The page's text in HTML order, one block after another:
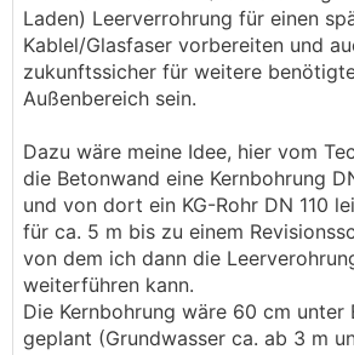
Laden) Leerverrohrung für einen
Kablel/Glasfaser vorbereiten und
zukunftssicher für weitere
Außenbereich sein.
Dazu wäre meine Idee, hier vom
die Betonwand eine Kernbohrung
und von dort ein KG-Rohr DN 110
für ca. 5 m bis zu einem
von dem ich dann die
weiterführen kann.
Die Kernbohrung wäre 60 cm unter
geplant (Grundwasser ca. ab 3 m